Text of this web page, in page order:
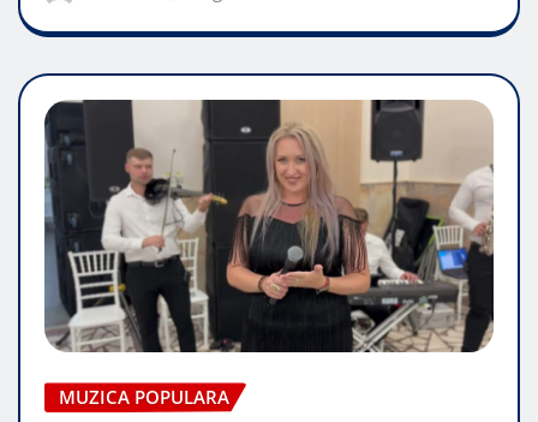
MUZICA POPULARA